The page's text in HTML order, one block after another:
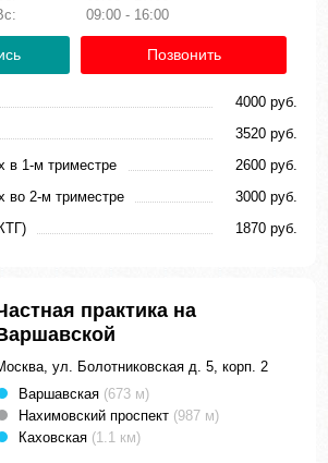
09:00 - 16:00
Позвонить
4000 руб.
3520 руб.
в 1-м триместре
2600 руб.
во 2-м триместре
3000 руб.
1870 руб.
практика на
ул. Болотниковская д. 5, корп. 2
Варшавская (673 м)
Нахимовский проспект (987 м)
Каховская (1.1 км)